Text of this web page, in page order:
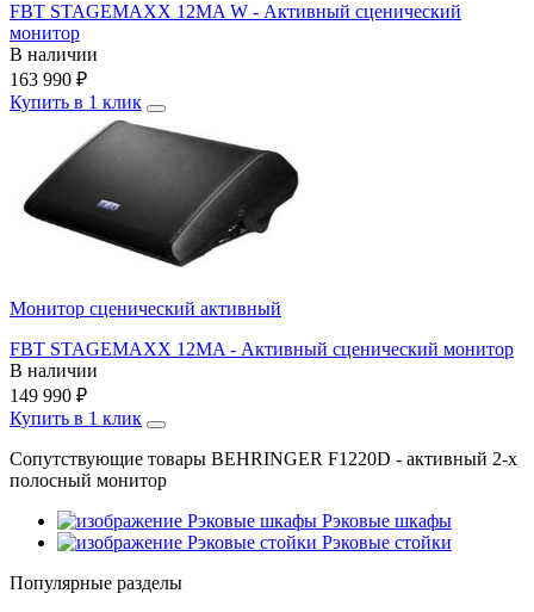
FBT STAGEMAXX 12MA W - Активный сценический
монитор
В наличии
163 990 ₽
Купить в 1 клик
Монитор сценический активный
FBT STAGEMAXX 12MA - Активный сценический монитор
В наличии
149 990 ₽
Купить в 1 клик
Сопутствующие товары BEHRINGER F1220D - активный 2-х
полосный монитор
Рэковые шкафы
Рэковые стойки
Популярные разделы